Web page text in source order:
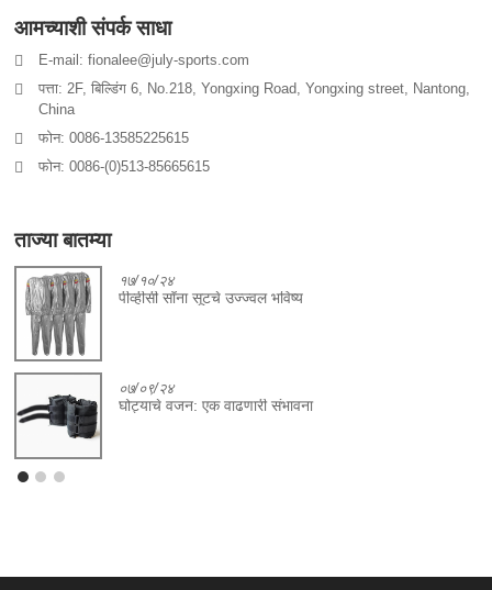
आमच्याशी संपर्क साधा
E-mail: fionalee@july-sports.com
पत्ता: 2F, बिल्डिंग 6, No.218, Yongxing Road, Yongxing street, Nantong,
China
फोन: 0086-13585225615
फोन: 0086-(0)513-85665615
ताज्या बातम्या
१७/१०/२४
पीव्हीसी सॉना सूटचे उज्ज्वल भविष्य
०७/०९/२४
घोट्याचे वजन: एक वाढणारी संभावना